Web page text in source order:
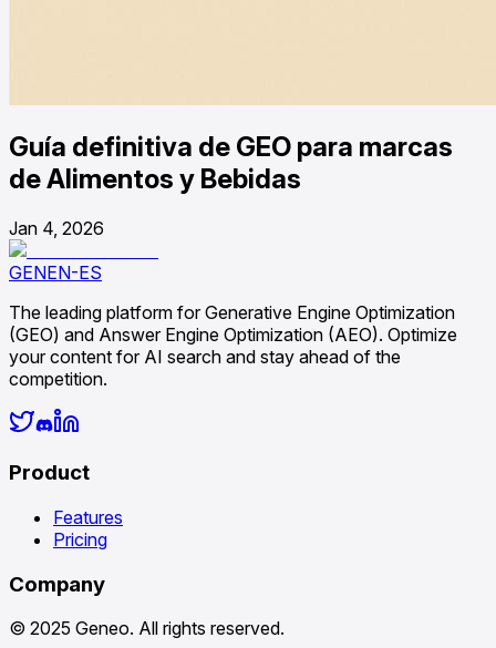
Guía definitiva de GEO para marcas
de Alimentos y Bebidas
Jan 4, 2026
GENEN-ES
The leading platform for Generative Engine Optimization
(GEO) and Answer Engine Optimization (AEO). Optimize
your content for AI search and stay ahead of the
competition.
Product
Features
Pricing
Company
© 2025 Geneo. All rights reserved.